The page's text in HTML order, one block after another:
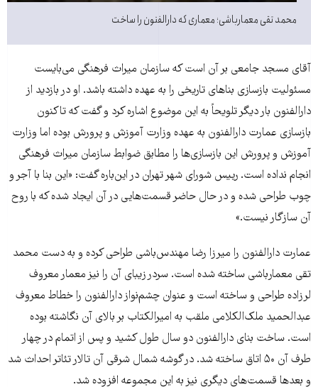
محمد تقی معمارباشی؛ معماری که دارالفنون را ساخت
آقای مسجد جامعی بر آن است که سازمان میراث فرهنگی می‌بایست
مسئولیت بازسازی بناهای تاریخی را به عهده داشته باشد. او در بازدید از
دارالفنون بار دیگر تلویحاً به این موضوع اشاره کرد و گفت که تاکنون
بازسازی عمارت دارالفنون به عهده وزارت آموزش و پرورش بوده اما وزارت
آموزش و پرورش این بازسازی‌ها را مطابق ضوابط سازمان میراث فرهنگی
انجام نداده است. رییس شورای شهر تهران در این‌باره گفت: «این بنا با آجر و
چوب طراحی شده و در حال حاضر قسمت‌هایی در آن ایجاد شده که با روح
آن سازگار نیست.»
عمارت دارالفنون را میرزا رضا مهندس‌باشی طراحی کرده و به دست محمد
تقی معمارباشی ساخته شده است. سردر زیبای آن را نیز معمار معروف
لرزاده طراحی و ساخته است و عنوان چشم‌نواز دارالفنون را خطاط معروف
عبدالحمید ملک‌الکلامی ملقب به امیرالکتاب بر بالای آن نگاشته بوده
است. ساخت بنای دارالفنون دو سال طول کشید و پس از اتمام در چهار
طرف آن ۵۰ اتاق ساخته شد. در گوشه شمال شرقی آن تالار تئا‌تر احداث شد
و بعد‌ها قسمت‌های دیگری نیز به این مجموعه افزوده شد.